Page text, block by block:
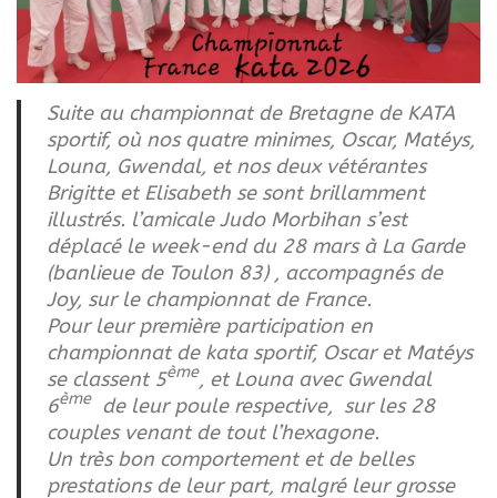
Suite au championnat de Bretagne de KATA
sportif, où nos quatre minimes, Oscar, Matéys,
Louna, Gwendal, et nos deux vétérantes
Brigitte et Elisabeth se sont brillamment
illustrés. l’amicale Judo Morbihan s’est
déplacé le week-end du 28 mars à La Garde
(banlieue de Toulon 83) , accompagnés de
Joy, sur le championnat de France.
Pour leur première participation en
championnat de kata sportif, Oscar et Matéys
se classent 5ème, et Louna avec Gwendal
6èmede leur poule respective, sur les 28
couples venant de tout l’hexagone.
Un très bon comportement et de belles
prestations de leur part, malgré leur grosse